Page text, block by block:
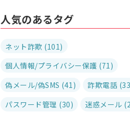
人気のあるタグ
ネット詐欺 (101)
個人情報/プライバシー保護 (71)
偽メール/偽SMS (41)
詐欺電話
パスワード管理 (30)
迷惑メール